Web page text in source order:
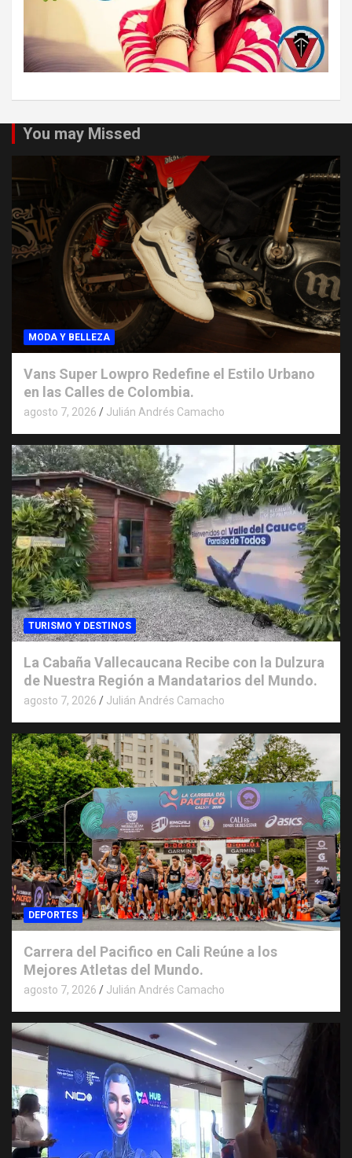
You may Missed
MODA Y BELLEZA
Vans Super Lowpro Redefine el Estilo Urbano
en las Calles de Colombia.
agosto 7, 2026 Julián Andrés Camacho
TURISMO Y DESTINOS
La Cabaña Vallecaucana Recibe con la Dulzura
de Nuestra Región a Mandatarios del Mundo.
agosto 7, 2026 Julián Andrés Camacho
DEPORTES
Carrera del Pacifico en Cali Reúne a los
Mejores Atletas del Mundo.
agosto 7, 2026 Julián Andrés Camacho